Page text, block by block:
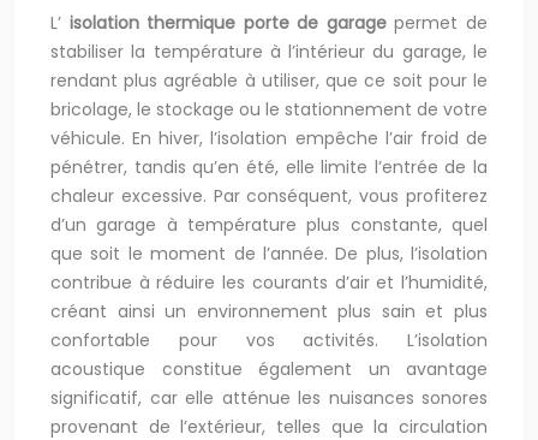
L’ isolation thermique porte de garagepermet de
stabiliser la température à l’intérieur du garage, le
rendant plus agréable à utiliser, que ce soit pour le
bricolage, le stockage ou le stationnement de votre
véhicule. En hiver, l’isolation empêche l’air froid de
pénétrer, tandis qu’en été, elle limite l’entrée de la
chaleur excessive. Par conséquent, vous profiterez
d’un garage à température plus constante, quel
que soit le moment de l’année. De plus, l’isolation
contribue à réduire les courants d’air et l’humidité,
créant ainsi un environnement plus sain et plus
confortable pour vos activités. L’isolation
acoustique constitue également un avantage
significatif, car elle atténue les nuisances sonores
provenant de l’extérieur, telles que la circulation